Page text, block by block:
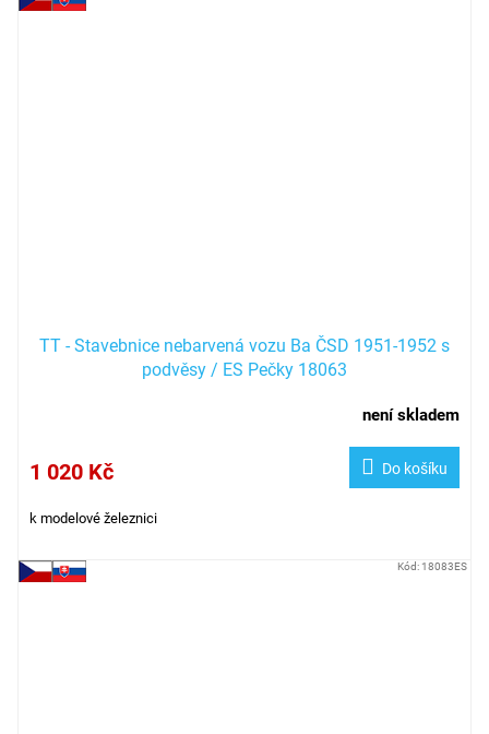
TT - Stavebnice nebarvená vozu Ba ČSD 1951-1952 s
podvěsy / ES Pečky 18063
není skladem
1 020 Kč Do košíku
k modelové železnici
Kód: 18083ES